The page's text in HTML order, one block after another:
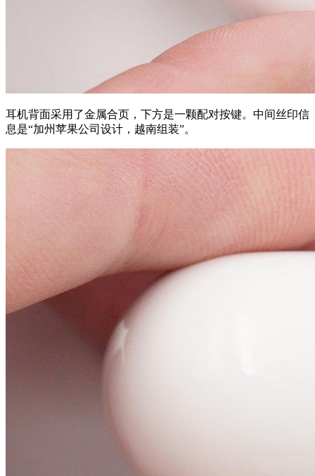
耳机背面采用了金属合页，下方是一颗配对按键。中间丝印信
息是“加州苹果公司设计， 越南组装”。